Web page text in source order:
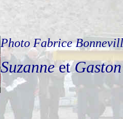
Photo Fabrice
SuzanneetGaston